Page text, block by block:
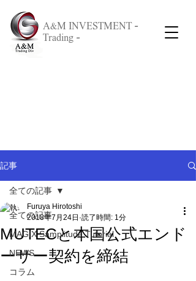
A&M INVESTMENT -
Trading -
記事
全ての記事
MAGIX Samplitude Tutorial
NEWS
コラム
全ての記事
MUTECと本国公式エンド
ーサー契約を締結
Furuya Hirotoshi
2018年7月24日 読了時間: 1分